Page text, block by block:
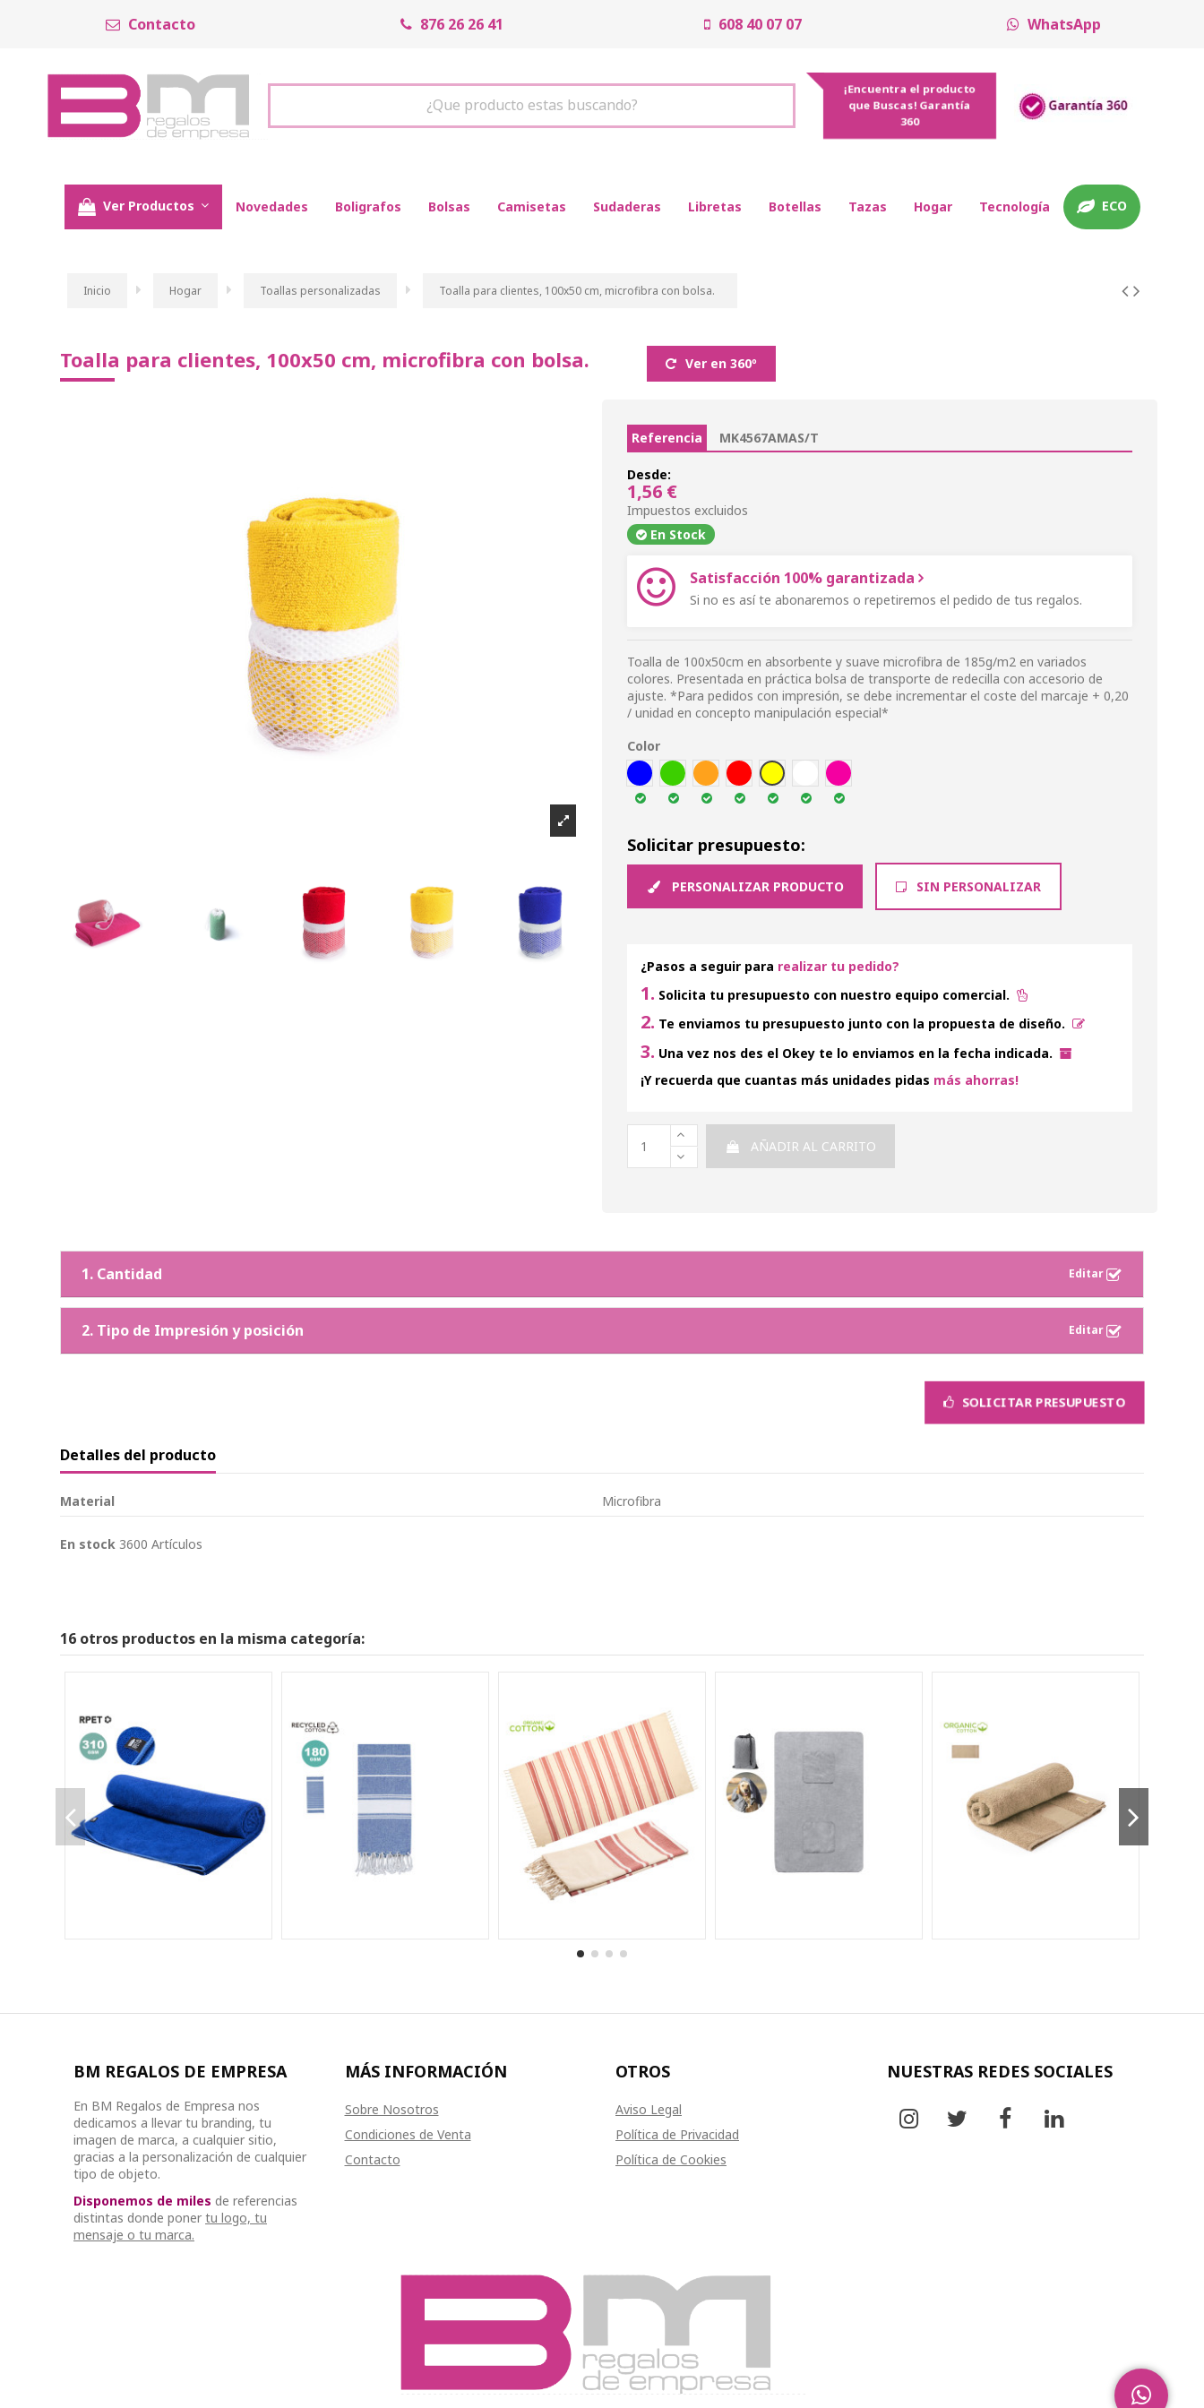
Contacto 876 26 26 41 608 40 07 07 WhatsApp
¿Que producto estas buscando?
¡Encuentra el producto
que Buscas! Garantía
360
Ver Productos Novedades Boligrafos Bolsas Camisetas Sudaderas Libretas Botellas Tazas Hogar Tecnología ECO
Inicio Hogar Toallas personalizadas Toalla para clientes, 100x50 cm, microfibra con bolsa.
Toalla para clientes, 100x50 cm, microfibra con bolsa. Ver en 360º
Referencia MK4567AMAS/T
Desde:
1,56 €
Impuestos excluidos
En Stock
Satisfacción 100% garantizada
Si no es así te abonaremos o repetiremos el pedido de tus regalos.
Toalla de 100x50cm en absorbente y suave microfibra de 185g/m2 en variados
colores. Presentada en práctica bolsa de transporte de redecilla con accesorio de
ajuste. *Para pedidos con impresión, se debe incrementar el coste del marcaje + 0,20
/ unidad en concepto manipulación especial*
Color
AZUL
VER NARA ROJ AMA BLA FUCSI
Solicitar presupuesto:
PERSONALIZAR PRODUCTO SIN PERSONALIZAR
¿Pasos a seguir para realizar tu pedido?
1. Solicita tu presupuesto con nuestro equipo comercial.
2. Te enviamos tu presupuesto junto con la propuesta de diseño.
3. Una vez nos des el Okey te lo enviamos en la fecha indicada.
¡Y recuerda que cuantas más unidades pidas más ahorras!
AÑADIR AL CARRITO
1. Cantidad
2. Tipo de Impresión y posición
SOLICITAR PRESUPUESTO
Detalles del producto
Material Microfibra
En stock 3600 Artículos
16 otros productos en la misma categoría:
BM REGALOS DE EMPRESA
En BM Regalos de Empresa nos
dedicamos a llevar tu branding, tu
imagen de marca, a cualquier sitio,
gracias a la personalización de cualquier
tipo de objeto.
Disponemos de miles de referencias
distintas donde poner tu logo, tu
mensaje o tu marca.
MÁS INFORMACIÓN
Sobre Nosotros
Condiciones de Venta
Contacto
OTROS
Aviso Legal
Política de Privacidad
Política de Cookies
NUESTRAS REDES SOCIALES